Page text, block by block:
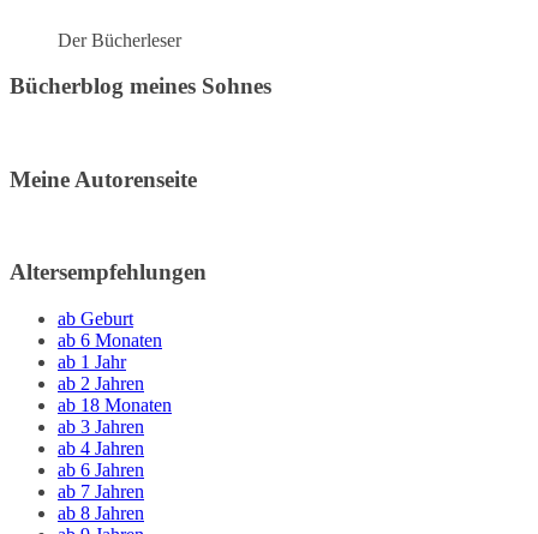
Der Bücherleser
Bücherblog meines Sohnes
Meine Autorenseite
Altersempfehlungen
ab Geburt
ab 6 Monaten
ab 1 Jahr
ab 2 Jahren
ab 18 Monaten
ab 3 Jahren
ab 4 Jahren
ab 6 Jahren
ab 7 Jahren
ab 8 Jahren